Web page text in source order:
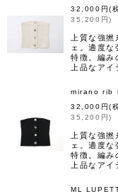
32,000 円(
35,200 円)
上質な強
ェ。適度
特徴。編み
上品なアイ
mirano rib
32,000 円(
35,200 円)
上質な強
ェ。適度
特徴。編み
上品なアイ
ML